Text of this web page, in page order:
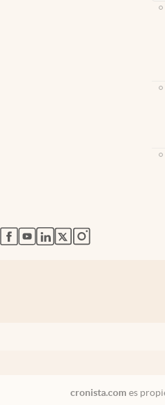
abre en nueva pestaña
abre en nueva pestaña
abre en nueva pestaña
abre en nueva
abre en nueva
cronista.com es